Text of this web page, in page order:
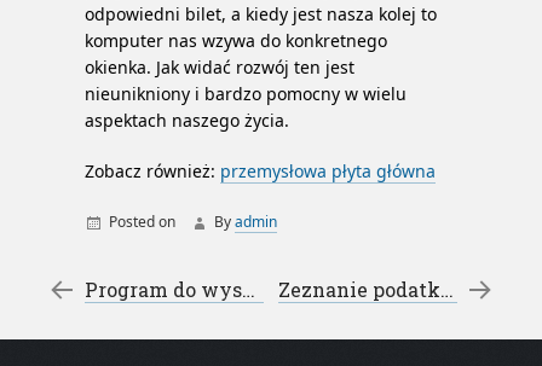
odpowiedni bilet, a kiedy jest nasza kolej to
komputer nas wzywa do konkretnego
okienka. Jak widać rozwój ten jest
nieunikniony i bardzo pomocny w wielu
aspektach naszego życia.
Zobacz również: przemysłowa płyta główna
Posted on Byadmin
Post navigation
←
Program do wystawiania faktur – Fakturowanie w Norwegii Zeznanie podatkowe w Norwegii – naliczanie norweskiego VAT